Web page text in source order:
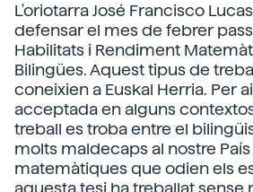
L'oriotarra José Francisco
defensar el mes de febrer
Habilitats i Rendiment
Bilingües. Aquest tipus de
coneixien a Euskal Herria. Per
acceptada en alguns
treball es troba entre el
molts maldecaps al nostre País
matemàtiques que odien els
aquesta tesi ha treballat sense